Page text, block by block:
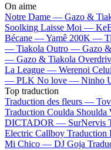
On aime
Notre Dame — Gazo &
Soolking Laisse Moi —
Bécane —Yamê 200K —
— Tiakola Outro — Gazo
— Gazo & Tiakola
La League — Werenoi
— PLK No love — Ninho
Top traduction
Traduction des fleurs —
Traduction Coulda
DICTADOR — SurNervis
Electric Callboy
Mi Chico — DJ Goja